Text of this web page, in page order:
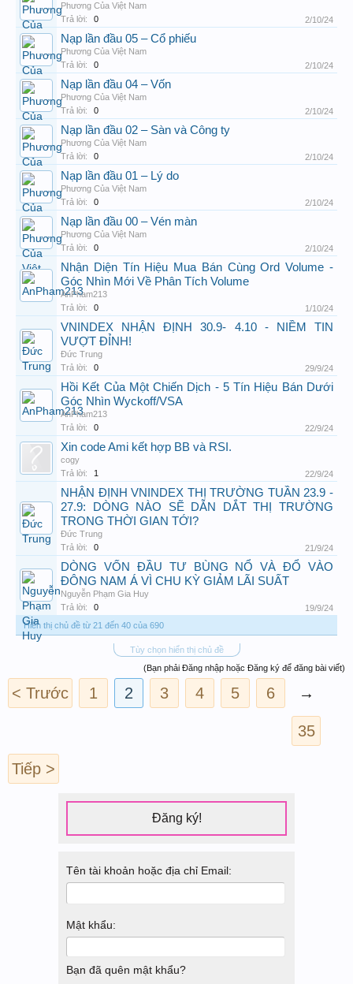
Phương Của Việt Nam
Trả lời:
0 2/10/24
Nạp lần đầu 05 – Cổ phiếu
Phương Của Việt Nam
Trả lời:
0 2/10/24
Nạp lần đầu 04 – Vốn
Phương Của Việt Nam
Trả lời:
0 2/10/24
Nạp lần đầu 02 – Sàn và Công ty
Phương Của Việt Nam
Trả lời:
0 2/10/24
Nạp lần đầu 01 – Lý do
Phương Của Việt Nam
Trả lời:
0 2/10/24
Nạp lần đầu 00 – Vén màn
Phương Của Việt Nam
Trả lời:
0 2/10/24
Nhận Diện Tín Hiệu Mua Bán Cùng Ord Volume -
Góc Nhìn Mới Về Phân Tích Volume
AnPham213
Trả lời:
0 1/10/24
VNINDEX NHẬN ĐỊNH 30.9- 4.10 - NIỀM TIN
VƯỢT ĐỈNH!
Đức Trung
Trả lời:
0 29/9/24
Hồi Kết Của Một Chiến Dịch - 5 Tín Hiệu Bán Dưới
Góc Nhìn Wyckoff/VSA
AnPham213
Trả lời:
0 22/9/24
Xin code Ami kết hợp BB và RSI.
cogy
Trả lời:
1 22/9/24
NHẬN ĐỊNH VNINDEX THỊ TRƯỜNG TUẦN 23.9 -
27.9: DÒNG NÀO SẼ DẪN DẮT THỊ TRƯỜNG
TRONG THỜI GIAN TỚI?
Đức Trung
Trả lời:
0 21/9/24
DÒNG VỐN ĐẦU TƯ BÙNG NỔ VÀ ĐỔ VÀO
ĐÔNG NAM Á VÌ CHU KỲ GIẢM LÃI SUẤT
Nguyễn Phạm Gia Huy
Trả lời:
0
19/9/24
Hiển thị chủ đề từ 21 đến 40 của 690
Tùy chọn hiển thị chủ đề
(Bạn phải Đăng nhập hoặc Đăng ký để đăng bài viết)
< Trước 1 2 3 4 5 6 →
35
Tiếp >
Đăng ký!
Tên tài khoản hoặc địa chỉ Email:
Mật khẩu:
Bạn đã quên mật khẩu?